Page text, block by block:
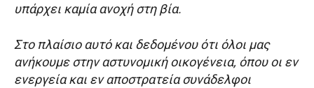
υπάρχει καμία ανοχή στη βία.
Στο πλαίσιο αυτό και δεδομένου ότι όλοι μας
ανήκουμε στην αστυνομική οικογένεια, όπου οι εν
ενεργεία και εν αποστρατεία συνάδελφοι